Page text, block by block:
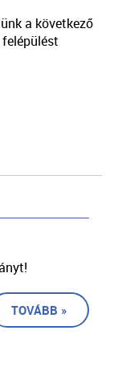
a következő
TOVÁBB »